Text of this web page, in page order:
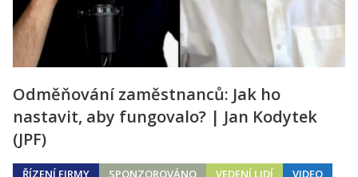
Odměňování zaměstnanců: Jak ho
nastavit, aby fungovalo? | Jan Kodytek
(JPF)
ŘÍZENÍ FIRMY SPONZOROVÁNO VEDENÍ LIDÍ VIDEO